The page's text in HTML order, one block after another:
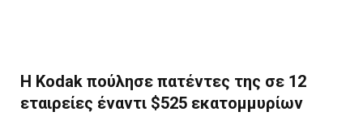
H Kodak πούλησε πατέντες της σε 12
εταιρείες έναντι $525 εκατομμυρίων